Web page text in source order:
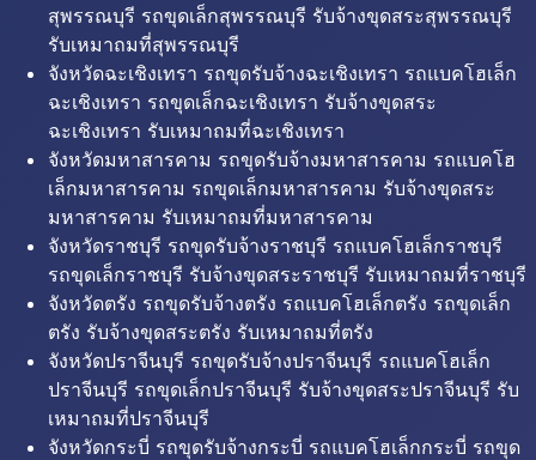
สุพรรณบุรี รถขุดเล็กสุพรรณบุรี รับจ้างขุดสระสุพรรณบุรี
รับเหมาถมที่สุพรรณบุรี
จังหวัดฉะเชิงเทรา รถขุดรับจ้างฉะเชิงเทรา รถแบคโฮเล็ก
ฉะเชิงเทรา รถขุดเล็กฉะเชิงเทรา รับจ้างขุดสระ
ฉะเชิงเทรา รับเหมาถมที่ฉะเชิงเทรา
จังหวัดมหาสารคาม รถขุดรับจ้างมหาสารคาม รถแบคโฮ
เล็กมหาสารคาม รถขุดเล็กมหาสารคาม รับจ้างขุดสระ
มหาสารคาม รับเหมาถมที่มหาสารคาม
จังหวัดราชบุรี รถขุดรับจ้างราชบุรี รถแบคโฮเล็กราชบุรี
รถขุดเล็กราชบุรี รับจ้างขุดสระราชบุรี รับเหมาถมที่ราชบุรี
จังหวัดตรัง รถขุดรับจ้างตรัง รถแบคโฮเล็กตรัง รถขุดเล็ก
ตรัง รับจ้างขุดสระตรัง รับเหมาถมที่ตรัง
จังหวัดปราจีนบุรี รถขุดรับจ้างปราจีนบุรี รถแบคโฮเล็ก
ปราจีนบุรี รถขุดเล็กปราจีนบุรี รับจ้างขุดสระปราจีนบุรี รับ
เหมาถมที่ปราจีนบุรี
จังหวัดกระบี่ รถขุดรับจ้างกระบี่ รถแบคโฮเล็กกระบี่ รถขุด